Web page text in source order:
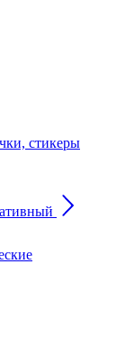
стикеры